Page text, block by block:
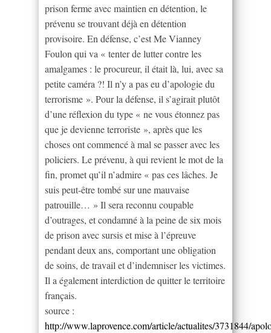
prison ferme avec maintien en détention, le
prévenu se trouvant déjà en détention
provisoire. En défense, c’est Me Vianney
Foulon qui va « tenter de lutter contre les
amalgames : le procureur, il était là, lui, avec sa
petite caméra ?! Il n’y a pas eu d’apologie du
terrorisme ». Pour la défense, il s’agirait plutôt
d’une réflexion du type « ne vous étonnez pas
que je devienne terroriste », après que les
choses ont commencé à mal se passer avec les
policiers. Le prévenu, à qui revient le mot de la
fin, promet qu’il n’admire « pas ces lâches. Je
suis peut-être tombé sur une mauvaise
patrouille… » Il sera reconnu coupable
d’outrages, et condamné à la peine de six mois
de prison avec sursis et mise à l’épreuve
pendant deux ans, comportant une obligation
de soins, de travail et d’indemniser les victimes.
Il a également interdiction de quitter le territoire
français.
source :
http://www.laprovence.com/article/actualites/3731844/